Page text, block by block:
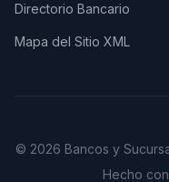
Directorio Bancario
Mapa del Sitio XML
© 2026 Bancos y
Hecho con